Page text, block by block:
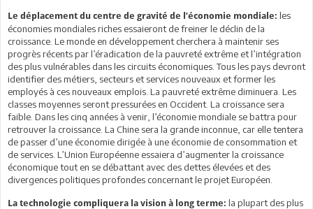
Le déplacement du centre de gravité de l’économie mondiale: les
économies mondiales riches essaieront de freiner le déclin de la
croissance. Le monde en développement cherchera à maintenir ses
progrès récents par l’éradication de la pauvreté extrême et l’intégration
des plus vulnérables dans les circuits économiques. Tous les pays devront
identifier des métiers, secteurs et services nouveaux et former les
employés à ces nouveaux emplois. La pauvreté extrême diminuera. Les
classes moyennes seront pressurées en Occident. La croissance sera
faible. Dans les cinq années à venir, l’économie mondiale se battra pour
retrouver la croissance. La Chine sera la grande inconnue, car elle tentera
de passer d’une économie dirigée à une économie de consommation et
de services. L’Union Européenne essaiera d’augmenter la croissance
économique tout en se débattant avec des dettes élevées et des
divergences politiques profondes concernant le projet Européen.
La technologie compliquera la vision à long terme: la plupart des plus